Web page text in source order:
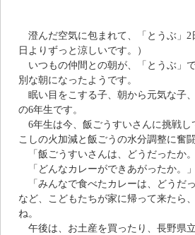
澄んだ空気に包まれて、「とうぶ」2
日よりずっと涼しいです。）
いつもの仲間との朝が、「とうぶ」
別な朝になったようです。
眠い目をこする子、朝から元気な子
の6年生です。
6年生は今、飯ごうすいさんに挑戦し
こしの火加減と飯ごうの水分調整に奮
「飯ごうすいさんは、どうだったか。
「どんなカレーができあがったか。」
「みんなで食べたカレーは、どうだっ
など、こどもたちが家に帰って来たら
ね。
午後は、お土産を買ったり、長野県